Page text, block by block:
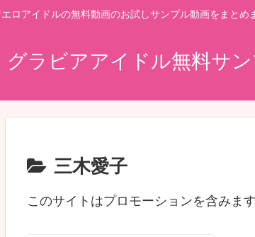
ロアイドルの無料動画のお試しサンプル動画をまとめ
グラビアアイドル無料サ
三木愛子
このサイトはプロモーションを含みます